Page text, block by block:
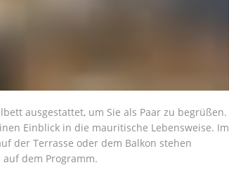
ausgestattet, um Sie als Paar zu begrüßen.
Einblick in die mauritische Lebensweise. Im
der Terrasse oder dem Balkon stehen
dem Programm.